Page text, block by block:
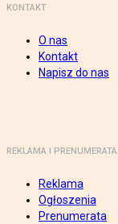
KONTAKT
O nas
Kontakt
Napisz do nas
REKLAMA I PRENUMERATA
Reklama
Ogłoszenia
Prenumerata